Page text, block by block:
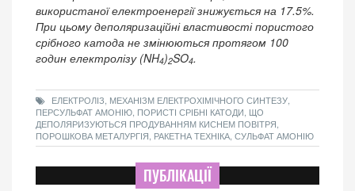
використаної електроенергії знижується на 17.5%.
При цьому деполяризаційні властивості пористого
срібного катода не змінюються протягом 100
годин електролізу (NH4)2SO4.
ЕЛЕКТРОЛІЗ, МЕХАНІЗМ ЕЛЕКТРОХІМІЧНОГО СИНТЕЗУ,
ПЕРСУЛЬФАТ АМОНІЮ, ПОРИСТІ СРІБНІ КАТОДИ, ЩО
ДЕПОЛЯРИЗУЮТЬСЯ ПРОДУВАННЯМ КИСНЕМ ПОВІТРЯ,
ПОРОШКОВА МЕТАЛУРГІЯ, РАКЕТНА ТЕХНІКА, СУЛЬФАТ АМОНІЮ
ПУБЛІКАЦІЇ